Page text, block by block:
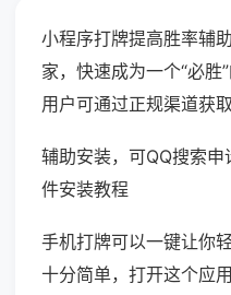
小程序打牌提高胜率辅
家，快速成为一个“必胜
用户可通过正规渠道获取
辅助安装，可QQ搜索
件安装教程
手机打牌可以一键让你
十分简单，打开这个应